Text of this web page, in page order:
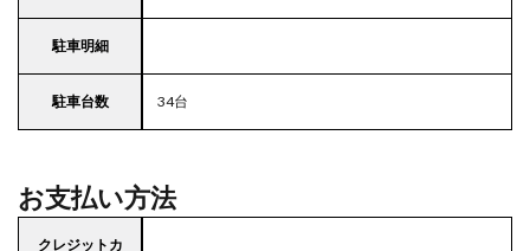
駐車明細
駐車台数 34台
お支払い方法
クレジットカ